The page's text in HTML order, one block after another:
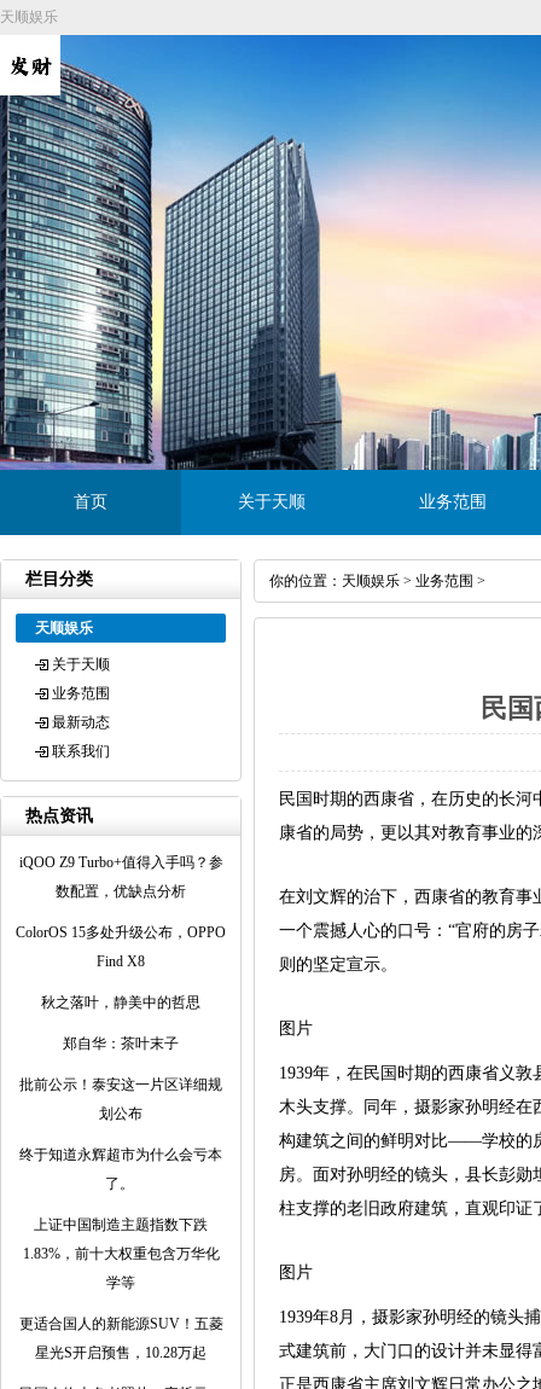
天顺娱乐
首页 关于天顺 业务范围
栏目分类
天顺娱乐
关于天顺
业务范围
最新动态
联系我们
热点资讯
iQOO Z9 Turbo+值得入手吗？参
数配置，优缺点分析
ColorOS 15多处升级公布，OPPO
Find X8
秋之落叶，静美中的哲思
郑自华：茶叶末子
批前公示！泰安这一片区详细规
划公布
终于知道永辉超市为什么会亏本
了。 ​​​
上证中国制造主题指数下跌
1.83%，前十大权重包含万华化
学等
更适合国人的新能源SUV！五菱
星光S开启预售，10.28万起
你的位置： 天顺娱乐 > 业务范围 >
民国
民国时期的西康省，在历史的长
康省的局势，更以其对教育事业
在刘文辉的治下，西康省的教育
一个震撼人心的口号：“官府的房
则的坚定宣示。
图片
1939年，在民国时期的西康省义
木头支撑。同年，摄影家孙明经
构建筑之间的鲜明对比——学校的
房。面对孙明经的镜头，县长彭
柱支撑的老旧政府建筑，直观印
图片
1939年8月，摄影家孙明经的镜
式建筑前，大门口的设计并未显
正是西康省主席刘文辉日常办公